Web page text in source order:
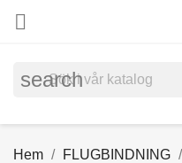

search
Hem FLUGBINDNING